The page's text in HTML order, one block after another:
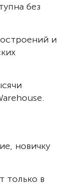
без
и
новичку
только в